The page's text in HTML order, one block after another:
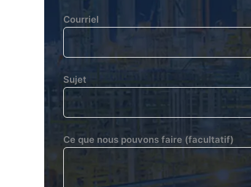
Courriel
Sujet
Ce que nous pouvons faire (facultatif)